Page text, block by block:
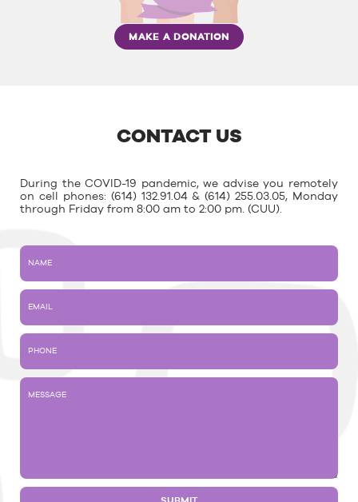
MAKE A DONATION
CONTACT US
During the COVID-19 pandemic, we advise you remotely
on cell phones: (614) 132.91.04 & (614) 255.03.05, Monday
through Friday from 8:00 am to 2:00 pm. (CUU).